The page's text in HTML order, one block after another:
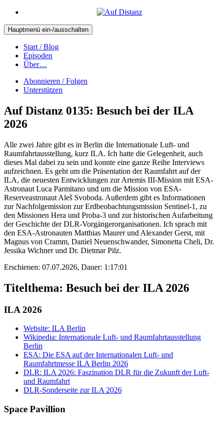
Hauptmenü ein-/ausschalten
Start / Blog
Episoden
Über…
Abonnieren / Folgen
Unterstützen
Auf Distanz 0135: Besuch bei der ILA
2026
Alle zwei Jahre gibt es in Berlin die Internationale Luft- und
Raumfahrtausstellung, kurz ILA. Ich hatte die Gelegenheit, auch
dieses Mal dabei zu sein und konnte eine ganze Reihe Interviews
aufzeichnen. Es geht um die Präsentation der Raumfahrt auf der
ILA, die neuesten Entwicklungen zur Artemis III-Mission mit ESA-
Astronaut Luca Parmitano und um die Mission von ESA-
Reserveastronaut Aleš Svoboda. Außerdem gibt es Informationen
zur Nachfolgemission zur Erdbeobachtungsmission Sentinel-1, zu
den Missionen Hera und Proba-3 und zur historischen Aufarbeitung
der Geschichte der DLR-Vorgängerorganisationen. Ich sprach mit
den ESA-Astronauten Matthias Maurer und Alexander Gerst, mit
Magnus von Cramm, Daniel Neuenschwander, Simonetta Cheli, Dr.
Jessika Wichner und Dr. Dietmar Pilz.
Erschienen: 07.07.2026, Dauer: 1:17:01
Titelthema: Besuch bei der ILA 2026
ILA 2026
Website: ILA Berlin
Wikipedia: Internationale Luft- und Raumfahrtausstellung
Berlin
ESA: Die ESA auf der Internationalen Luft- und
Raumfahrtmesse ILA Berlin 2026
DLR: ILA 2026: Faszination DLR für die Zukunft der Luft-
und Raumfahrt
DLR-Sonderseite zur ILA 2026
Space Pavillion